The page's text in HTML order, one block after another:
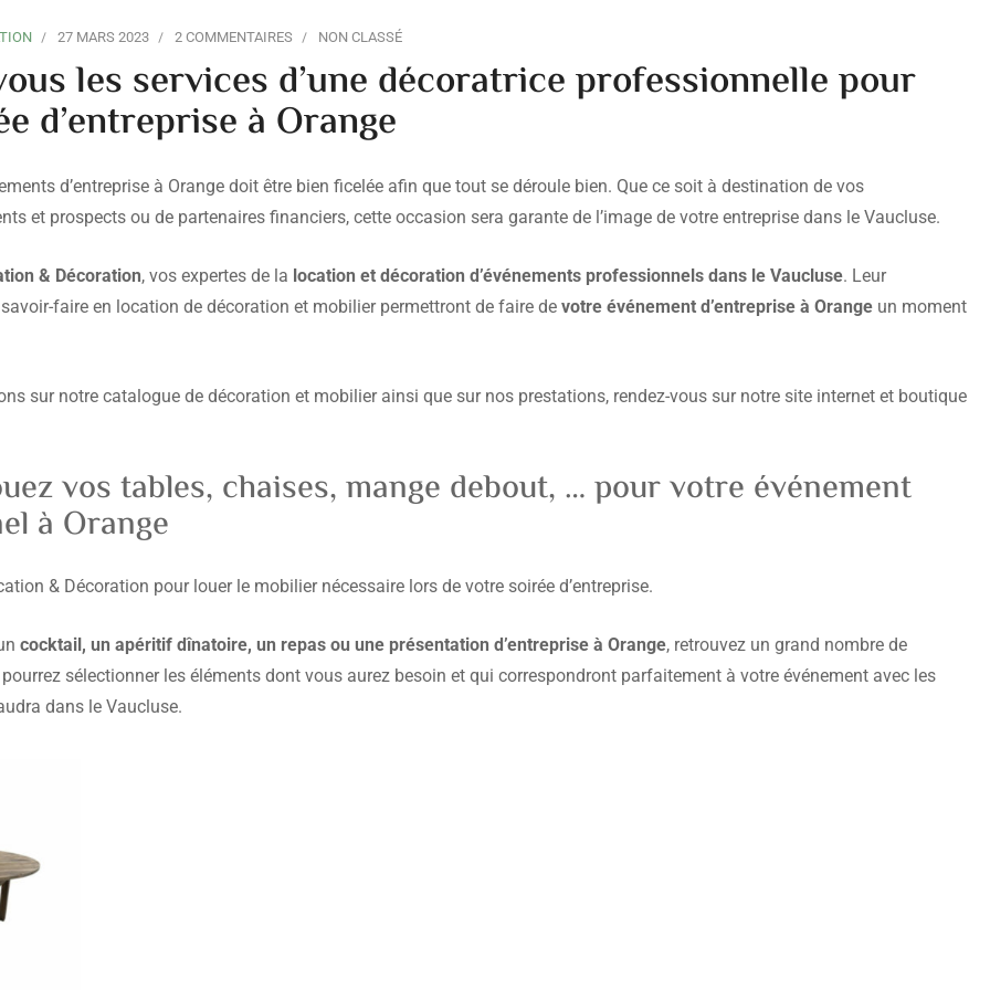
27 MARS 2023 2 COMMENTAIRES NON CLASSÉ
les services d’une décoratrice professionnelle pour
d’entreprise à Orange
d’entreprise à Orange doit être bien ficelée afin que tout se déroule bien. Que ce soit à destination de vos
et prospects ou de partenaires financiers, cette occasion sera garante de l’image de votre entreprise dans le Vaucluse.
& Décoration, vos expertes de la location et décoration d’événements professionnels dans le Vaucluse. Leur
faire en location de décoration et mobilier permettront de faire de votre événement d’entreprise à Orange un moment
sur notre catalogue de décoration et mobilier ainsi que sur nos prestations, rendez-vous sur notre site internet et boutique
vos tables, chaises, mange debout, … pour votre événement
à Orange
& Décoration pour louer le mobilier nécessaire lors de votre soirée d’entreprise.
cocktail, un apéritif dînatoire, un repas ou une présentation d’entreprise à Orange, retrouvez un grand nombre de
sélectionner les éléments dont vous aurez besoin et qui correspondront parfaitement à votre événement avec les
dans le Vaucluse.